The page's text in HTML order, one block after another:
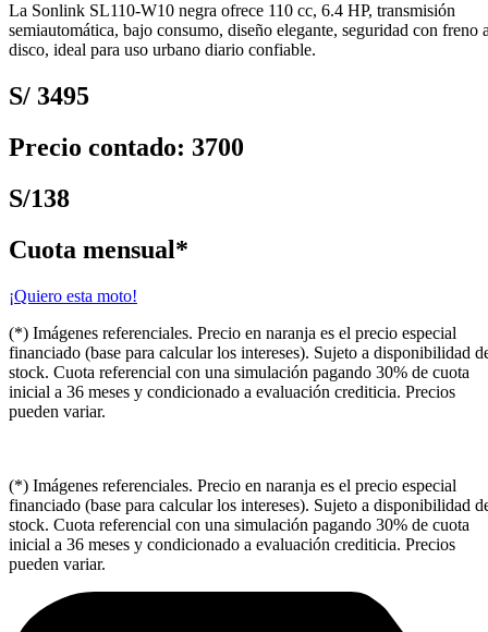
La Sonlink SL110-W10 negra ofrece 110 cc, 6.4 HP, transmisión
semiautomática, bajo consumo, diseño elegante, seguridad con freno
disco, ideal para uso urbano diario confiable.
S/ 3495
Precio contado: 3700
S/138
Cuota mensual*
¡Quiero esta moto!
(*) Imágenes referenciales. Precio en naranja es el precio especial
financiado (base para calcular los intereses). Sujeto a disponibilidad
stock. Cuota referencial con una simulación pagando 30% de cuota
inicial a 36 meses y condicionado a evaluación crediticia. Precios
pueden variar.
(*) Imágenes referenciales. Precio en naranja es el precio especial
financiado (base para calcular los intereses). Sujeto a disponibilidad
stock. Cuota referencial con una simulación pagando 30% de cuota
inicial a 36 meses y condicionado a evaluación crediticia. Precios
pueden variar.